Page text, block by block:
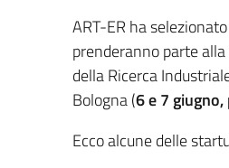
ART-ER ha selezionato
prenderanno parte
della Ricerca
Bologna (6 e 7
Ecco alcune delle